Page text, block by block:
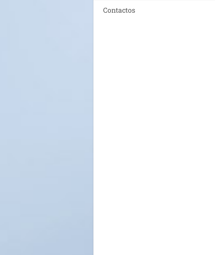
Contactos